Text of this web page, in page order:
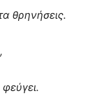
θρηνήσεις.